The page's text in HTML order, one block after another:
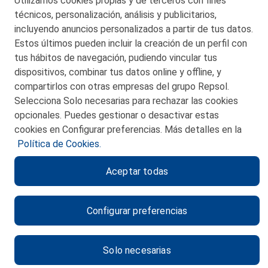
CONTACTO
MAPA WEB
POLITICA DE PRIVACIDAD
POLITICA DE COOKIES
CANAL DE ÉTICA
técnicos, personalización, análisis y publicitarios,
incluyendo anuncios personalizados a partir de tus datos.
Estos últimos pueden incluir la creación de un perfil con
tus hábitos de navegación, pudiendo vincular tus
dispositivos, combinar tus datos online y offline, y
compartirlos con otras empresas del grupo Repsol.
Selecciona Solo necesarias para rechazar las cookies
opcionales. Puedes gestionar o desactivar estas
cookies en Configurar preferencias. Más detalles en la
Política de Cookies.
Configurar preferencias
Solo necesarias
Aceptar todas